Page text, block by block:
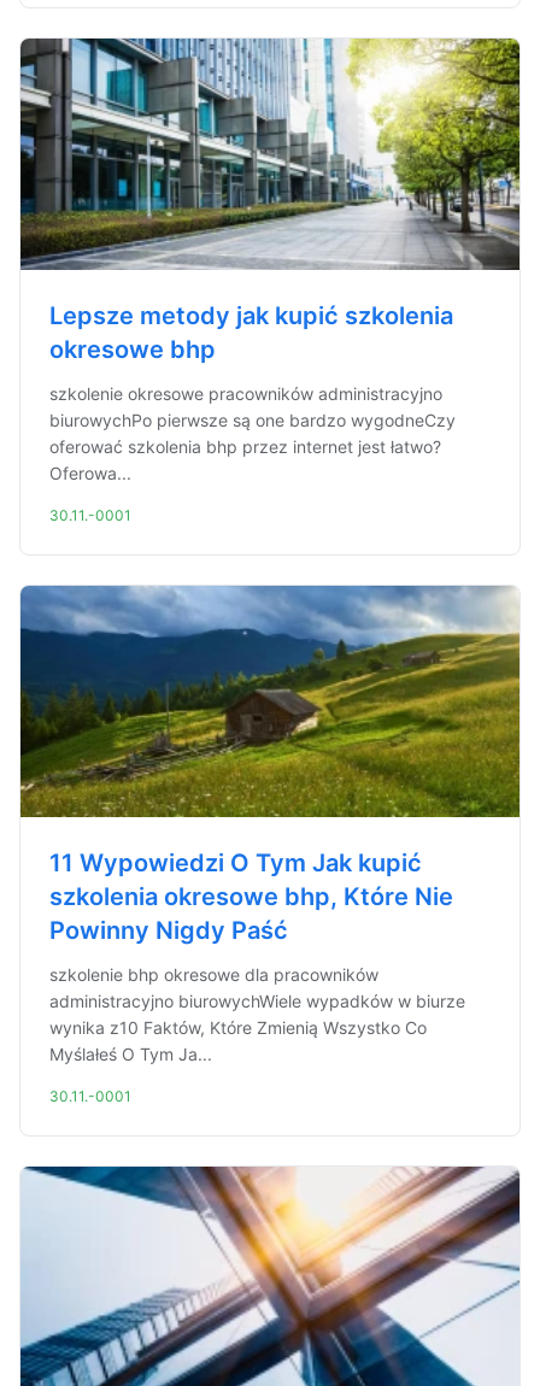
Lepsze metody jak kupić szkolenia
okresowe bhp
szkolenie okresowe pracowników administracyjno
biurowychPo pierwsze są one bardzo wygodneCzy
oferować szkolenia bhp przez internet jest łatwo?
Oferowa...
30.11.-0001
11 Wypowiedzi O Tym Jak kupić
szkolenia okresowe bhp, Które Nie
Powinny Nigdy Paść
szkolenie bhp okresowe dla pracowników
administracyjno biurowychWiele wypadków w biurze
wynika z10 Faktów, Które Zmienią Wszystko Co
Myślałeś O Tym Ja...
30.11.-0001